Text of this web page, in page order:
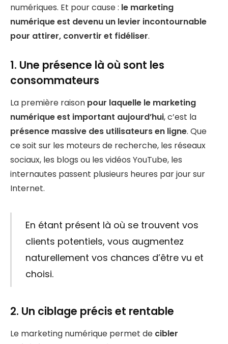
numériques. Et pour cause : le marketing
numérique est devenu un levier incontournable
pour attirer, convertir et fidéliser.
1. Une présence là où sont les
consommateurs
La première raison pour laquelle le marketing
numérique est important aujourd’hui, c’est la
présence massive des utilisateurs en ligne. Que
ce soit sur les moteurs de recherche, les réseaux
sociaux, les blogs ou les vidéos YouTube, les
internautes passent plusieurs heures par jour sur
Internet.
En étant présent là où se trouvent vos
clients potentiels, vous augmentez
naturellement vos chances d’être vu et
choisi.
2. Un ciblage précis et rentable
Le marketing numérique permet de cibler